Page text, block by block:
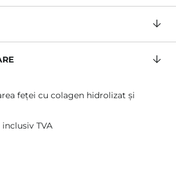
feței cu colagen hidrolizat și
inclusiv TVA